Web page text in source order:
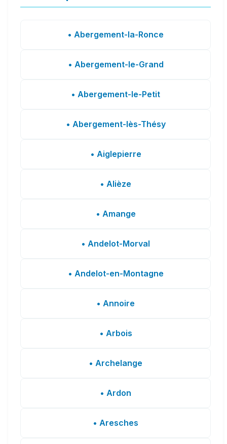
• Abergement-la-Ronce
• Abergement-le-Grand
• Abergement-le-Petit
• Abergement-lès-Thésy
• Aiglepierre
• Alièze
• Amange
• Andelot-Morval
• Andelot-en-Montagne
• Annoire
• Arbois
• Archelange
• Ardon
• Aresches